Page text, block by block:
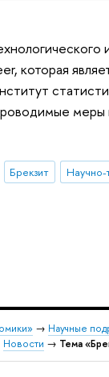
которая
Брекзит
→ Научные
Новости → Тема